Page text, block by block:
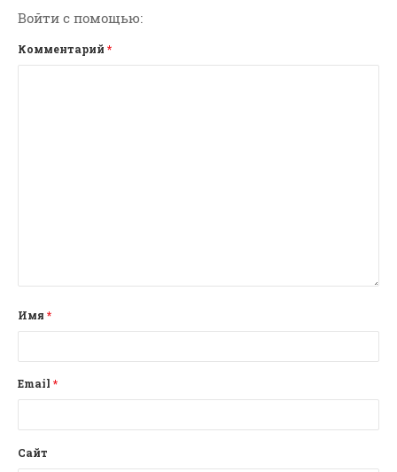
Войти с помощью:
Комментарий *
Имя *
Email *
Сайт